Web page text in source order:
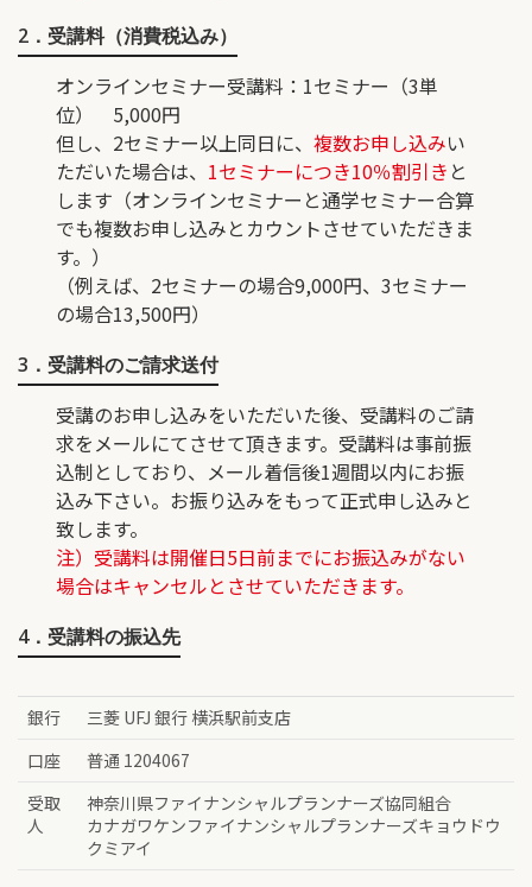
2．受講料（消費税込み）
オンラインセミナー受講料 ：1セミナー（3単
位） 5,000円
但し、2セミナー以上同日に、 複数お申し込みい
ただいた場合は、 1セミナーにつき10％割引き と
します（オンラインセミナーと通学セミナー合算
でも複数お申し込みとカウントさせていただきま
す。）
（例えば、2セミナーの場合9,000円、3セミナー
の場合13,500円）
3．受講料のご請求送付
受講のお申し込みをいただいた後、受講料のご請
求をメールにてさせて頂きます。受講料は事前振
込制としており、メール着信後1週間以内にお振
込み下さい。お振り込みをもって正式申し込みと
致します。
注）受講料は開催日5日前までにお振込みがない
場合はキャンセルとさせていただきます。
4．受講料の振込先
銀行
三菱 UFJ 銀行 横浜駅前支店
口座
普通 1204067
受取
人
神奈川県ファイナンシャルプランナーズ協同組合
カナガワケンファイナンシャルプランナーズキョウドウ
クミアイ